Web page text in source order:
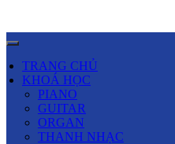
TRANG CHỦ
KHOÁ HỌC
PIANO
GUITAR
ORGAN
THANH NHẠC